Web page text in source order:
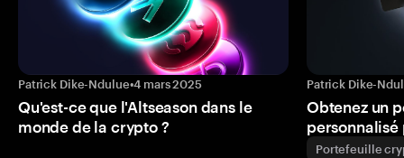
Patrick Dike-Ndulue•4 mars 2025
Qu'est-ce que l'Altseason dans le
monde de la crypto ?
Patrick Dike-
Obtenez un
personnalisé
Portefeuille